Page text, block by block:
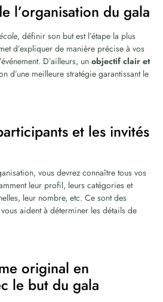
l’organisation du gala
, définir son but est l’étape la plus
d’expliquer de manière précise à vos
D’ailleurs, un objectif clair et
d’une meilleure stratégie garantissant le
et les invités
vous devrez connaître tous vos
leur profil, leurs catégories et
leur nombre, etc. Ce sont des
aident à déterminer les détails de
original en
le but du gala